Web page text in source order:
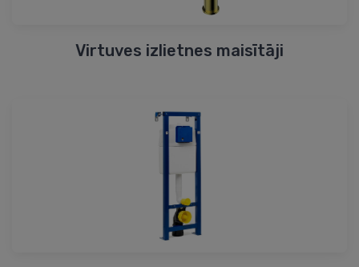
Virtuves izlietnes maisītāji